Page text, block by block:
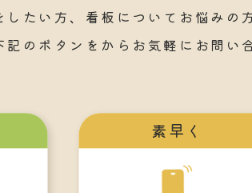
したい方、看板についてお悩みの
記のボタンをからお気軽にお問い
素早く